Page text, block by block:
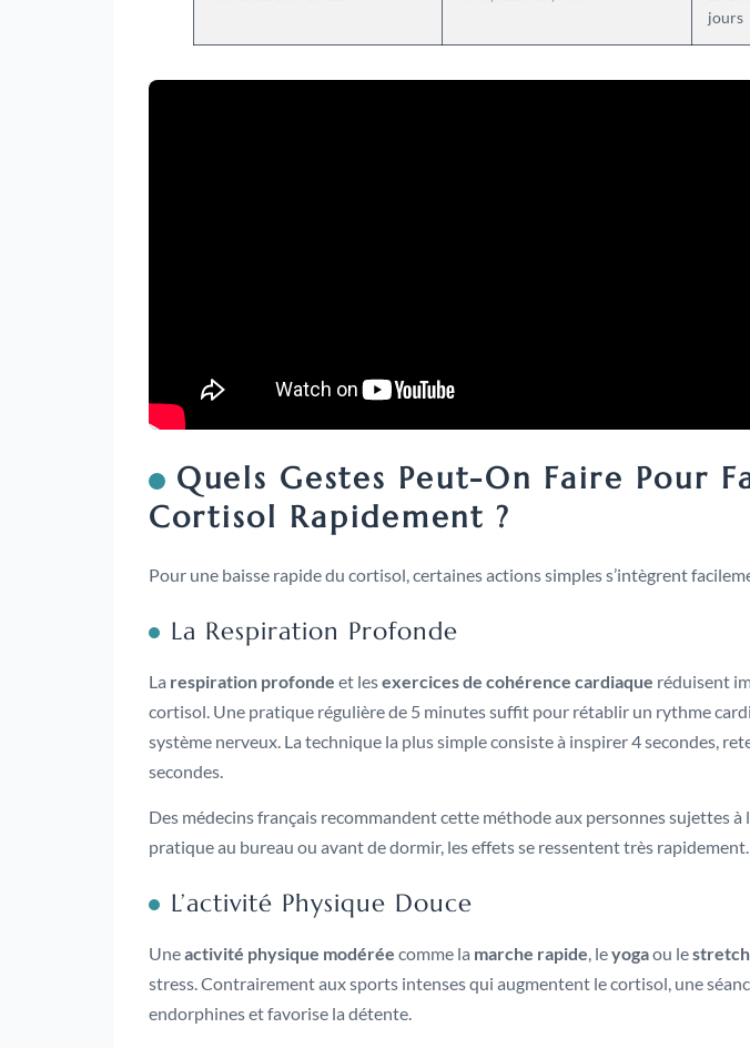
jours
Quels Gestes Peut-On Faire Pour
Cortisol Rapidement ?
Pour une baisse rapide du cortisol, certaines actions simples s’intègrent
La Respiration Profonde
La respiration profonde et lesexercices de cohérence cardiaque réduisent
cortisol. Une pratique régulière de 5 minutes suffit pour rétablir un rythme
système nerveux. La technique la plus simple consiste à inspirer 4 secondes,
secondes.
Des médecins français recommandent cette méthode aux personnes sujettes à
pratique au bureau ou avant de dormir, les effets se ressentent très rapidement.
L’activité Physique Douce
Uneactivité physique modérée comme la marche rapide , leyogaou le
stress. Contrairement aux sports intenses qui augmentent le cortisol, une
endorphines et favorise la détente.